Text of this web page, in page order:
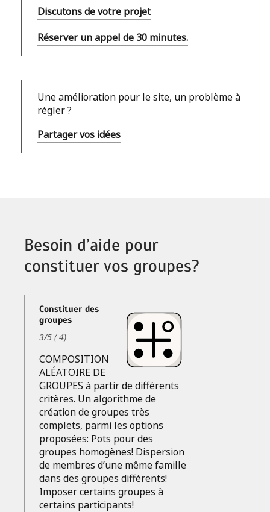
Discutons de votre projet
Réserver un appel de 30 minutes.
Une amélioration pour le site, un problème à
régler ?
Partager vos idées
Besoin d’aide pour
constituer vos groupes?
Constituer des
groupes
3/5 (4)
COMPOSITION
ALÉATOIRE DE
GROUPES à partir de différents
critères. Un algorithme de
création de groupes très
complets, parmi les options
proposées: Pots pour des
groupes homogènes! Dispersion
de membres d’une même famille
dans des groupes différents!
Imposer certains groupes à
certains participants!